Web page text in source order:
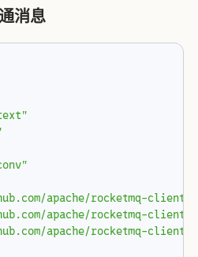
消息
apache/rocketmq-client-
apache/rocketmq-
apache/rocketmq-client-